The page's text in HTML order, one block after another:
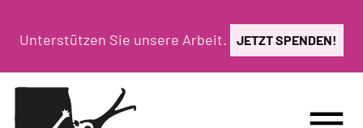
zumUnterstützen Sie unsere Arbeit. JETZT SPENDEN!